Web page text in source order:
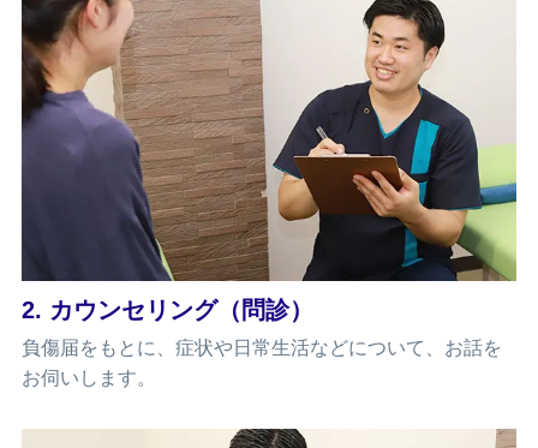
2. カウンセリング（問診）
負傷届をもとに、症状や日常生活などについて、お話を
お伺いします。